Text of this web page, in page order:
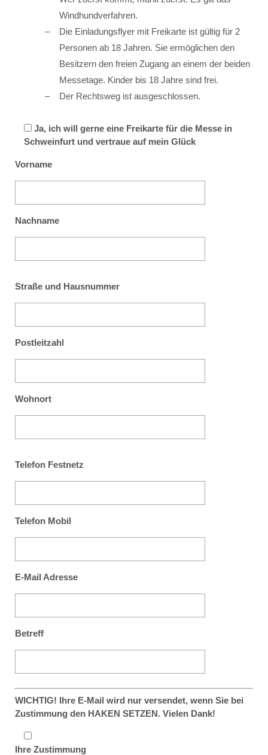
Windhundverfahren.
Die Einladungsflyer mit Freikarte ist gültig für 2
Personen ab 18 Jahren. Sie ermöglichen den
Besitzern den freien Zugang an einem der beiden
Messetage. Kinder bis 18 Jahre sind frei.
Der Rechtsweg ist ausgeschlossen.
Ja, ich will gerne eine Freikarte für die Messe in
Schweinfurt und vertraue auf mein Glück
Vorname
Nachname
Straße und Hausnummer
Postleitzahl
Wohnort
Telefon Festnetz
Telefon Mobil
E-Mail Adresse
Betreff
WICHTIG! Ihre E-Mail wird nur versendet, wenn Sie bei
Zustimmung den HAKEN SETZEN. Vielen Dank!
Ihre Zustimmung